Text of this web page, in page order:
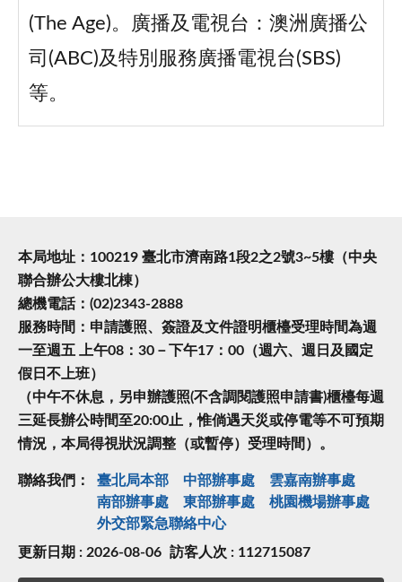
(The Age)。廣播及電視台：澳洲廣播公
司(ABC)及特別服務廣播電視台(SBS)
等。
本局地址：100219 臺北市濟南路1段2之2號3~5樓（中央
聯合辦公大樓北棟）
總機電話：(02)2343-2888
服務時間：申請護照、簽證及文件證明櫃檯受理時間為週
一至週五 上午08：30－下午17：00（週六、週日及國定
假日不上班）
（中午不休息，另申辦護照(不含調閱護照申請書)櫃檯每週
三延長辦公時間至20:00止，惟倘遇天災或停電等不可預期
情況，本局得視狀況調整（或暫停）受理時間）。
聯絡我們： 臺北局本部 中部辦事處
雲嘉南辦事處
南部辦事處
東部辦事處
桃園機場辦事處
外交部緊急聯絡中⼼
更新日期 : 2026-08-06 訪客人次 : 112715087